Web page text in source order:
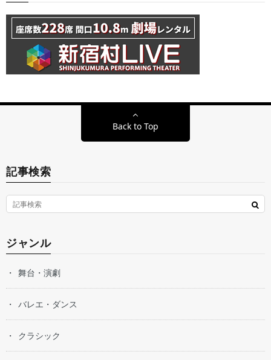
Back to Top
記事検索
ジャンル
舞台・演劇
バレエ・ダンス
クラシック